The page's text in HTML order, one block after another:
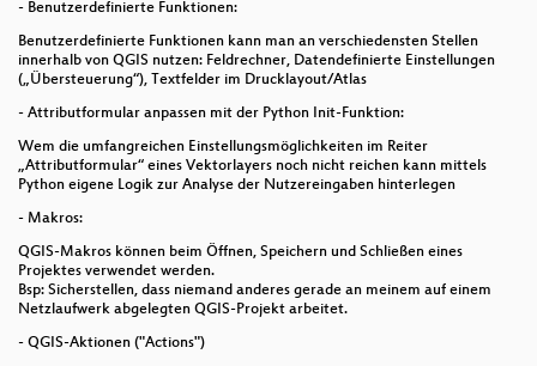
- Benutzerdefinierte Funktionen:
Benutzerdefinierte Funktionen kann man an verschiedensten Stellen
innerhalb von QGIS nutzen: Feldrechner, Datendefinierte Einstellungen
(„Übersteuerung“), Textfelder im Drucklayout/Atlas
- Attributformular anpassen mit der Python Init-Funktion:
Wem die umfangreichen Einstellungsmöglichkeiten im Reiter
„Attributformular“ eines Vektorlayers noch nicht reichen kann mittels
Python eigene Logik zur Analyse der Nutzereingaben hinterlegen
- Makros:
QGIS-Makros können beim Öffnen, Speichern und Schließen eines
Projektes verwendet werden.
Bsp: Sicherstellen, dass niemand anderes gerade an meinem auf einem
Netzlaufwerk abgelegten QGIS-Projekt arbeitet.
- QGIS-Aktionen ("Actions")